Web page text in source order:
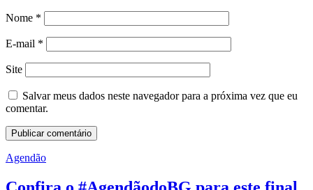
Nome *
E-mail *
Site
Salvar meus dados neste navegador para a próxima vez que eu
comentar.
Agendão